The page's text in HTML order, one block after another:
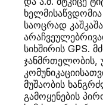
საოცრად
სიხშირის GPS.
ჯანმრთელობის,
მუშაობის
გამოყენების